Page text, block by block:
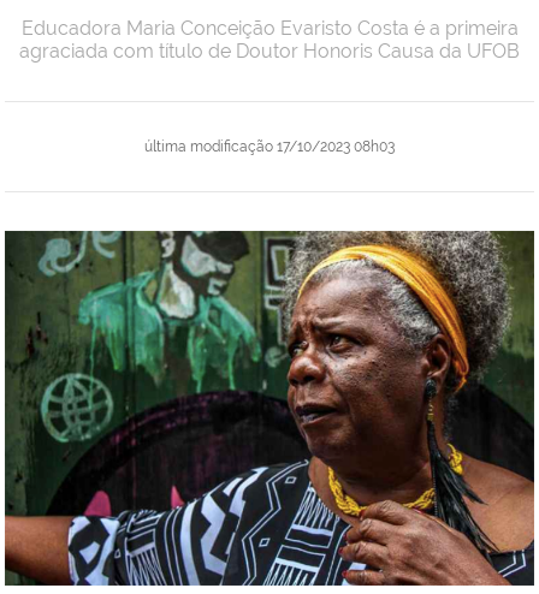
última modificação 17/10/2023 08h03
Educadora Maria Conceição Evaristo Costa é a primeira
agraciada com título de Doutor Honoris Causa da UFOB